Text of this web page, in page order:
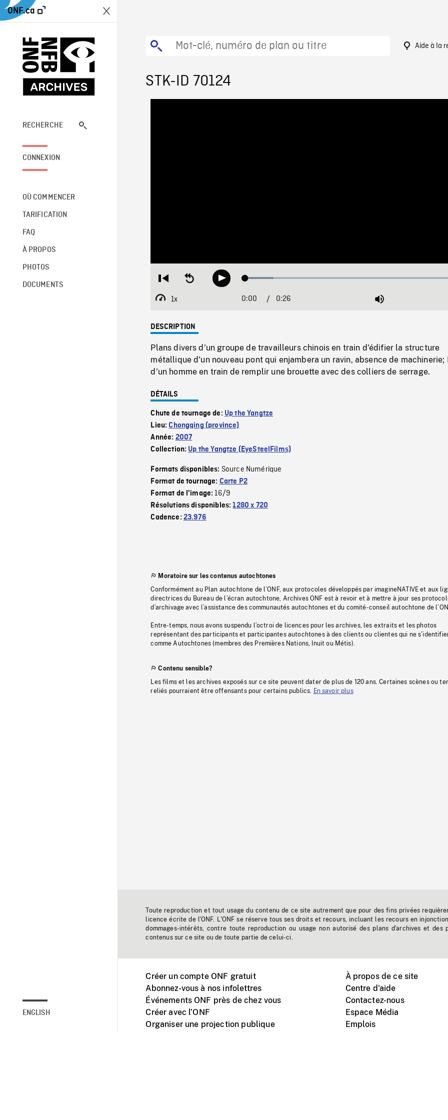
ONF.ca
RECHERCHE
CONNEXION
OÙ COMMENCER
TARIFICATION
FAQ
À PROPOS
PHOTOS
DOCUMENTS
ENGLISH
Aide à la
STK-ID 70124
Restart
beginning
Seek
backwardPlay Loaded:
1x
Playback
Current
0:00 / Duration
0:26 Mute
DESCRIPTION
Plans divers d'un groupe de travailleurs chinois en train d'édifier la structure
métallique d'un nouveau pont qui enjambera un ravin, absence de machinerie;
d'un homme en train de remplir une brouette avec des colliers de serrage.
DÉTAILS
Chute de tournage de: Up the Yangtze
Lieu:Chongqing (province)
Année: 2007
Collection: Up the Yangtze (EyeSteelFilms)
Formats disponibles: Source Numérique
Format de tournage: Carte P2
Format de l'image:16/9
Résolutions disponibles:1280 x 720
Cadence: 23.976
Moratoire sur les contenus autochtones
Conformément au Plan autochtone de l’ONF, aux protocoles développés par imagineNATIVE et aux
directrices du Bureau de l’écran autochtone, Archives ONF est à revoir et à mettre à jour ses
d’archivage avec l’assistance des communautés autochtones et du comité-conseil autochtone de
Entre-temps, nous avons suspendu l’octroi de licences pour les archives, les extraits et les photos
représentant des participants et participantes autochtones à des clients ou clientes qui ne
comme Autochtones (membres des Premières Nations, Inuit ou Métis).
Contenu sensible?
Les films et les archives exposés sur ce site peuvent dater de plus de 120 ans. Certaines scènes ou
reliés pourraient être offensants pour certains publics.
En savoir plus
Toute reproduction et tout usage du contenu de ce site autrement que pour des fins privées
licence écrite de l'ONF. L'ONF se réserve tous ses droits et recours, incluant les recours en
dommages-intérêts, contre toute reproduction ou usage non autorisé des plans d'archives et des
contenus sur ce site ou de toute partie de celui-ci.
Créer un compte ONF gratuit
Abonnez-vous à nos infolettres
Événements ONF près de chez vous
Créer avec l’ONF
Organiser une projection publique
À propos de ce site
Centre d'aide
Contactez-nous
Espace Média
Emplois